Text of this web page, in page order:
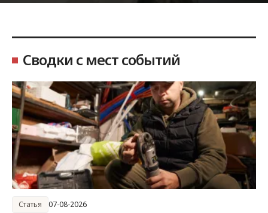
Сводки с мест событий
Статья 07-08-2026